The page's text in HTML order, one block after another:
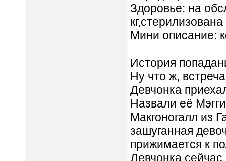
Здоровье: на
Мини описание:
История
Ну что ж,
Девчонка
Назвали её
Макгоногалл из
зашуганная
прижимается к
Девчонка